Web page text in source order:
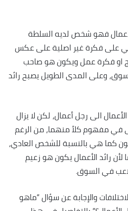
فهو شخص لديه السلطة
على فكرة غير اصلية على عكس
او فكرة عمل ويكون هو صاحب
وعلى المدى الطويل يصبح رائد
الى رجل أعمال، لكن لا يزال
في مفهوم كلاً منهما، من الرغم
كما هي بالنسبة للشخص العادي،
لأنرائد الأعمال يكون هو زعيم
في السوق.
والإجابة عن سؤال “ماهو